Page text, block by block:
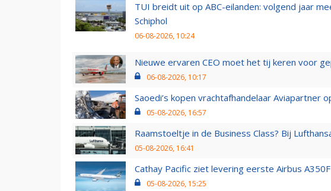
TUI breidt uit op ABC-eilanden: volgend jaar
Schiphol
06-08-2026, 10:24
Nieuwe ervaren CEO moet het tij keren voor
06-08-2026, 10:17
Saoedi’s kopen vrachtafhandelaar Aviapartner
05-08-2026, 16:57
Raamstoeltje in de Business Class? Bij
05-08-2026, 16:41
Cathay Pacific ziet levering eerste Airbus
05-08-2026, 15:25